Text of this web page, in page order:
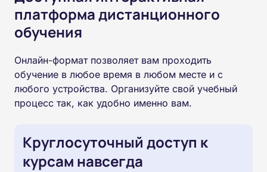
платформа дистанционного
обучения
Онлайн-формат позволяет вам проходить
обучение в любое время в любом месте и с
любого устройства. Организуйте свой учебный
процесс так, как удобно именно вам.
Круглосуточный доступ к
курсам навсегда